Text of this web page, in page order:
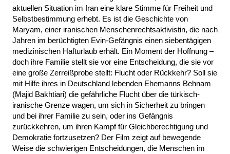
aktuellen Situation im Iran eine klare Stimme für Freiheit und
Selbstbestimmung erhebt. Es ist die Geschichte von
Maryam, einer iranischen Menschenrechtsaktivistin, die nach
Jahren im berüchtigten Evin-Gefängnis einen siebentägigen
medizinischen Hafturlaub erhält. Ein Moment der Hoffnung –
doch ihre Familie stellt sie vor eine Entscheidung, die sie vor
eine große Zerreißprobe stellt: Flucht oder Rückkehr? Soll sie
mit Hilfe ihres in Deutschland lebenden Ehemanns Behnam
(Majid Bakhtiari) die gefährliche Flucht über die türkisch-
iranische Grenze wagen, um sich in Sicherheit zu bringen
und bei ihrer Familie zu sein, oder ins Gefängnis
zurückkehren, um ihren Kampf für Gleichberechtigung und
Demokratie fortzusetzen? Der Film zeigt auf bewegende
Weise die schwierigen Entscheidungen, die Menschen im